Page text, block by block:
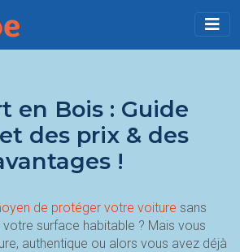
en Bois : Guide
des prix & des
!
de protéger votre voiture sans
surface habitable ? Mais vous
authentique ou alors vous avez déjà